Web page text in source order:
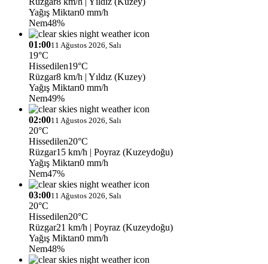
Yağış Miktarı0 mm/h
Nem48%
01:0011 Ağustos 2026, Salı
19°C
Hissedilen19°C
Rüzgar8 km/h | Yıldız (Kuzey)
Yağış Miktarı0 mm/h
Nem49%
02:0011 Ağustos 2026, Salı
20°C
Hissedilen20°C
Rüzgar15 km/h | Poyraz (Kuzeydoğu)
Yağış Miktarı0 mm/h
Nem47%
03:0011 Ağustos 2026, Salı
20°C
Hissedilen20°C
Rüzgar21 km/h | Poyraz (Kuzeydoğu)
Yağış Miktarı0 mm/h
Nem48%